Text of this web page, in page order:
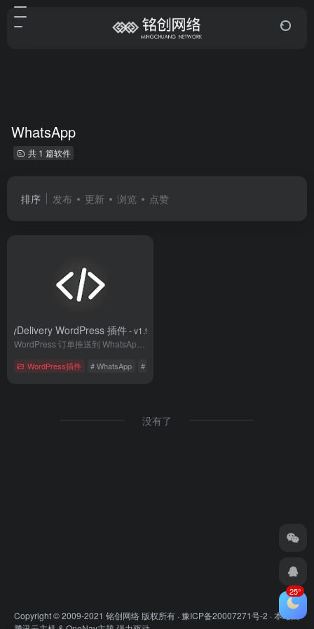
WhatsApp
共 1 篇软件
排序 发布 更新 浏览 点赞
MyDelivery WordPress 插件- v1.9.8
WordPress插件 # WhatsApp # 国外插件
没有了
Copyright © 2009-2021 铭创网络 版权所有 ·豫ICP备20007271号-2 · 本站由
25°